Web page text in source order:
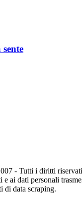
- Tutti i diritti
e ai dati personali
di data scraping.